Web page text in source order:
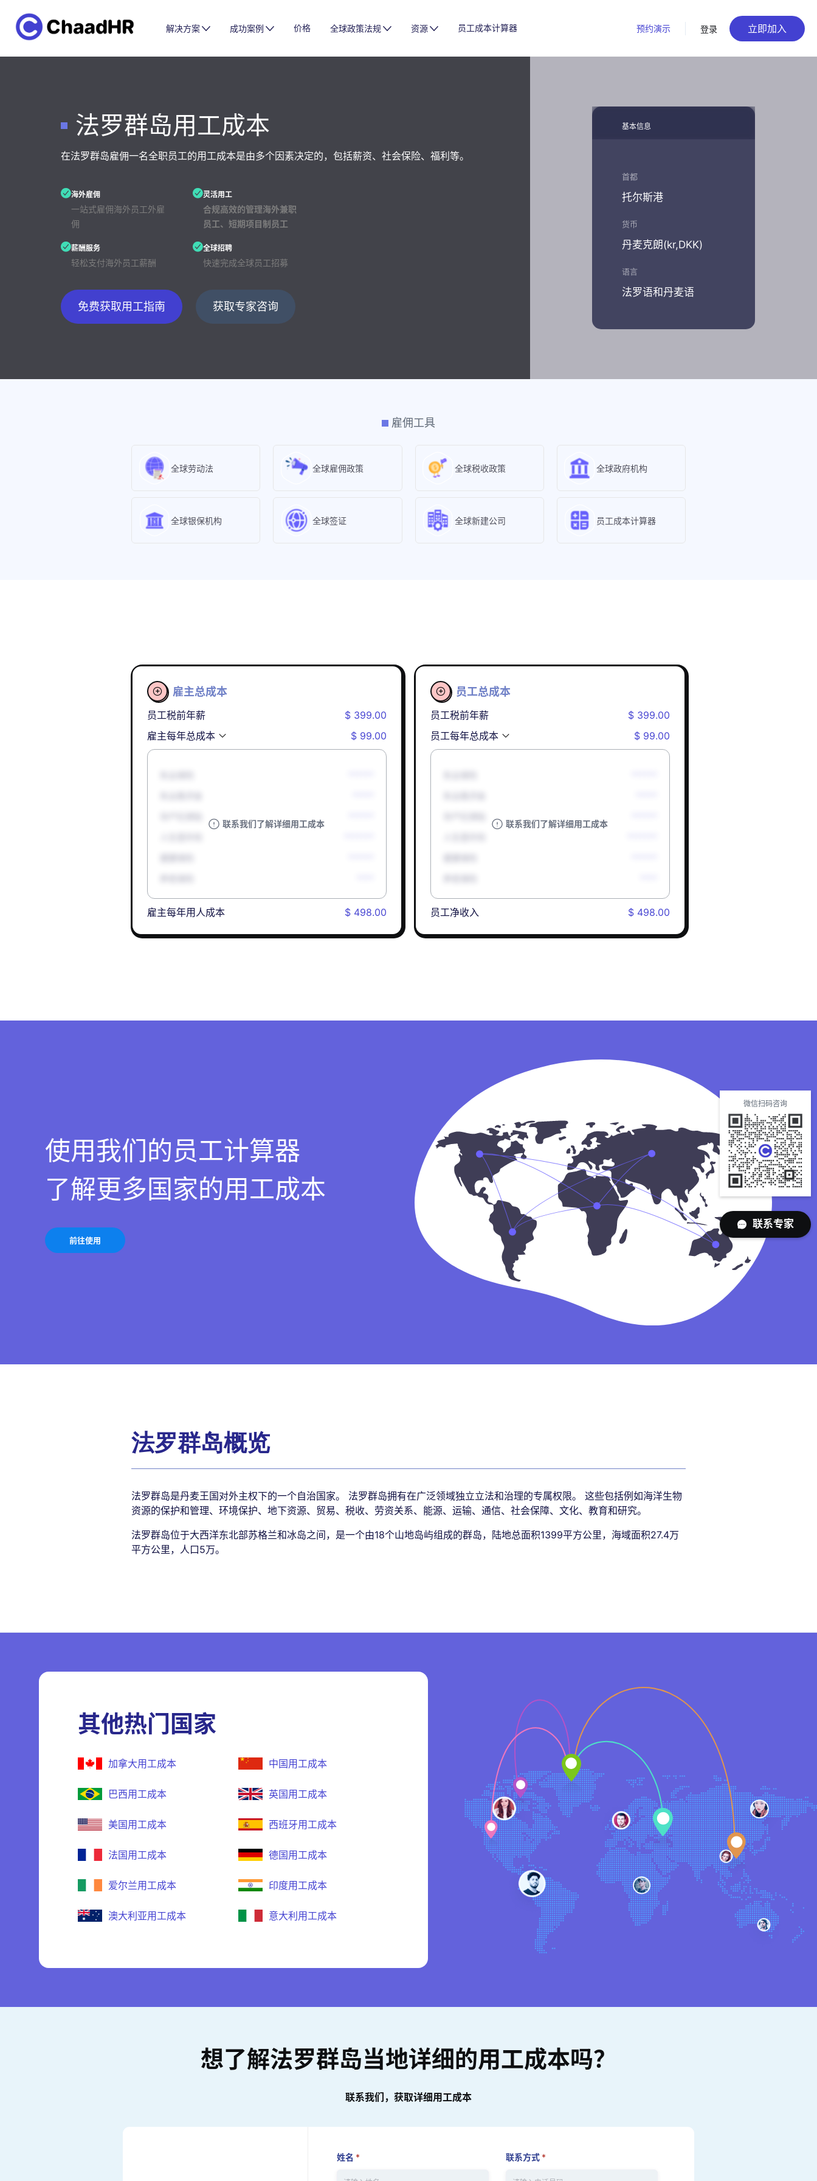
解决方案 成功案例 价格 全球政策法规 资源 员工成本计算器 预约演示 登录 立即加入
法罗群岛用工成本
在法罗群岛雇佣一名全职员工的用工成本是由多个因素决定的，包括薪资、社会保险、福利等。
海外雇佣
一站式雇佣海外员工外雇
佣
灵活用工
合规高效的管理海外兼职
员工、短期项目制员工
薪酬服务
轻松支付海外员工薪酬
全球招聘
快速完成全球员工招募
免费获取用工指南 获取专家咨询
基本信息
首都
托尔斯港
货币
丹麦克朗(kr,DKK)
语言
法罗语和丹麦语
雇佣工具
全球劳动法 全球雇佣政策 全球税收政策 全球政府机构
全球银保机构 全球签证 全球新建公司 员工成本计算器
 雇主总成本
员工税前年薪
$ 399.00
雇主每年总成本
$ 99.00
联系我们了解详细用工成本
雇主每年用人成本 $ 498.00
 员工总成本
员工税前年薪
$ 399.00
员工每年总成本
$ 99.00
联系我们了解详细用工成本
员工净收入 $ 498.00
使用我们的员工计算器
了解更多国家的用工成本
前往使用
法罗群岛概览
法罗群岛是丹麦王国对外主权下的一个自治国家。 法罗群岛拥有在广泛领域独立立法和治理的专属权限。 这些包括例如海洋生物
资源的保护和管理、环境保护、地下资源、贸易、税收、劳资关系、能源、运输、通信、社会保障、文化、教育和研究。
法罗群岛位于大西洋东北部苏格兰和冰岛之间，是一个由18个山地岛屿组成的群岛，陆地总面积1399平方公里，海域面积27.4万
平方公里，人口5万。
其他热门国家
加拿大用工成本 中国用工成本
巴西用工成本 英国用工成本
美国用工成本 西班牙用工成本
法国用工成本 德国用工成本
爱尔兰用工成本 印度用工成本
澳大利亚用工成本 意大利用工成本
想了解法罗群岛当地详细的用工成本吗？
联系我们，获取详细用工成本
姓名 * 联系方式 *
微信扫码咨询
联系专家